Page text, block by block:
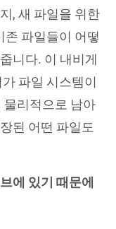
, 새 파일을 위한
존 파일들이 어떻
니다. 이 내비게
파일 시스템이
물리적으로 남아
된 어떤 파일도
에 있기 때문에